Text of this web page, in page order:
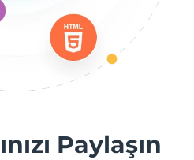
Paylaşın